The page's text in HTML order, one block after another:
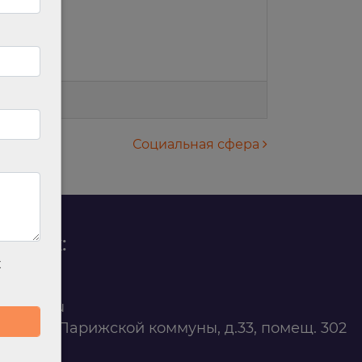
Социальная сфера
ул. Парижской коммуны, д.33, помещ. 302